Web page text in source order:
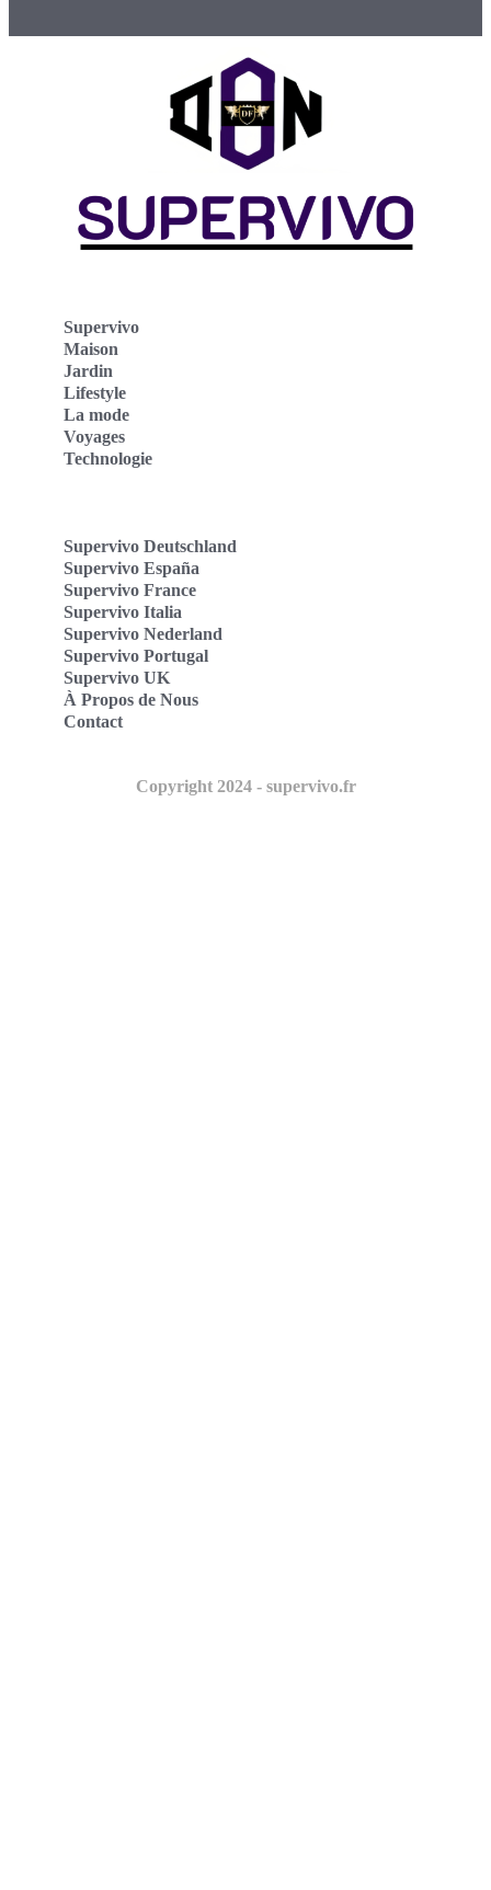
Supervivo
Maison
Jardin
Lifestyle
La mode
Voyages
Technologie
Supervivo Deutschland
Supervivo España
Supervivo France
Supervivo Italia
Supervivo Nederland
Supervivo Portugal
Supervivo UK
À Propos de Nous
Contact
Copyright 2024 - supervivo.fr